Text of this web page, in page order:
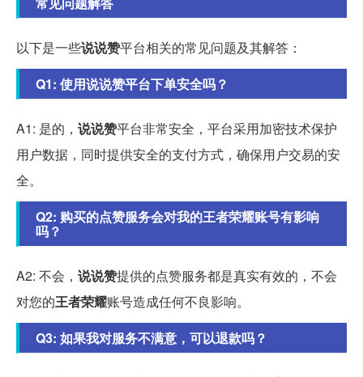
以下是一些说说赞平台相关的常见问题及其解答：
Q1: 使用说说赞平台下单安全吗？
A1: 是的， 说说赞平台非常安全，平台采用加密技术保护
用户数据，同时提供安全的支付方式，确保用户交易的安
全。
Q2: 购买的点赞服务会对我的王者荣耀账号有影响
吗？
A2: 不会， 说说赞提供的点赞服务都是真实有效的，不会
对您的王者荣耀账号造成任何不良影响。
Q3: 如果我对服务不满意，可以退款吗？